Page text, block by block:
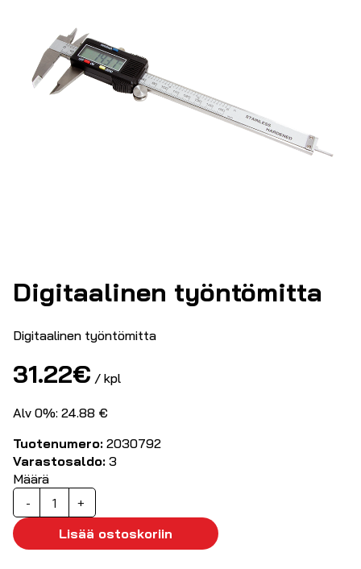
Digitaalinen työntömitta
Digitaalinen työntömitta
31.22€ / kpl
Alv 0%: 24.88 €
Tuotenumero: 2030792
Varastosaldo: 3
Määrä
-
Digitaalinen
työntömitta
määrä
+
Lisää ostoskoriin